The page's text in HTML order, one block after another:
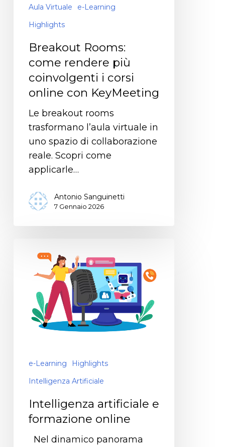
Aula Virtuale
e-Learning
Highlights
Breakout Rooms:
come rendere più
coinvolgenti i corsi
online con KeyMeeting
Le breakout rooms
trasformano l’aula virtuale in
uno spazio di collaborazione
reale. Scopri come
applicarle…
Antonio Sanguinetti
7 Gennaio 2026
e-Learning
Highlights
Intelligenza Artificiale
Intelligenza artificiale e
formazione online
Nel dinamico panorama